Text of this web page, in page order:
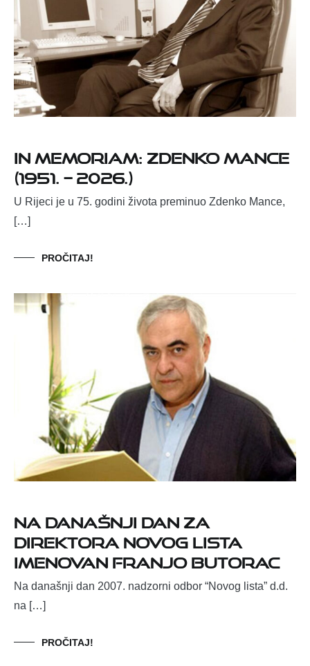
IN MEMORIAM: ZDENKO MANCE
(1951. – 2026.)
U Rijeci je u 75. godini života preminuo Zdenko Mance,
[…]
PROČITAJ!
Na današnji dan za
direktora Novog lista
imenovan Franjo Butorac
Na današnji dan 2007. nadzorni odbor “Novog lista” d.d.
na […]
PROČITAJ!